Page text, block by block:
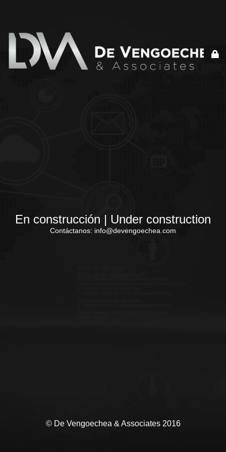
En construcción | Under construction
Contáctanos: info@devengoechea.com
© De Vengoechea & Associates 2016